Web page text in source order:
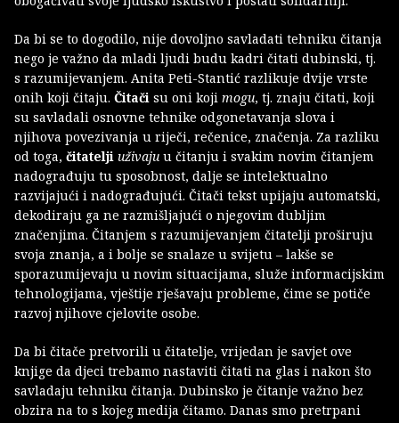
Da bi se to dogodilo, nije dovoljno savladati tehniku čitanja
nego je važno da mladi ljudi budu kadri čitati dubinski, tj.
s razumijevanjem. Anita Peti-Stantić razlikuje dvije vrste
onih koji čitaju. Čitači su oni koji mogu, tj. znaju čitati, koji
su savladali osnovne tehnike odgonetavanja slova i
njihova povezivanja u riječi, rečenice, značenja. Za razliku
od toga, čitatelji uživaju u čitanju i svakim novim čitanjem
nadograđuju tu sposobnost, dalje se intelektualno
razvijajući i nadograđujući. Čitači tekst upijaju automatski,
dekodiraju ga ne razmišljajući o njegovim dubljim
značenjima. Čitanjem s razumijevanjem čitatelji proširuju
svoja znanja, a i bolje se snalaze u svijetu – lakše se
sporazumijevaju u novim situacijama, služe informacijskim
tehnologijama, vještije rješavaju probleme, čime se potiče
razvoj njihove cjelovite osobe.
Da bi čitače pretvorili u čitatelje, vrijedan je savjet ove
knjige da djeci trebamo nastaviti čitati na glas i nakon što
savladaju tehniku čitanja. Dubinsko je čitanje važno bez
obzira na to s kojeg medija čitamo. Danas smo pretrpani